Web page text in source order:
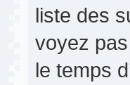
liste des
voyez
le temps